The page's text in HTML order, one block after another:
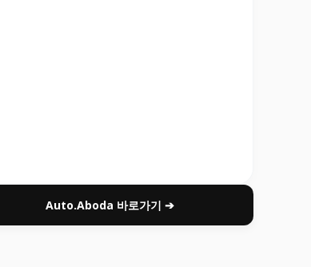
Auto.Aboda 바로가기 ➔